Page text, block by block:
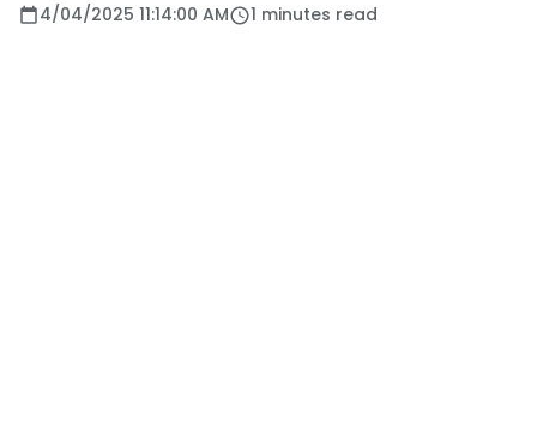
4/04/2025 11:14:00 AM 1 minutes read